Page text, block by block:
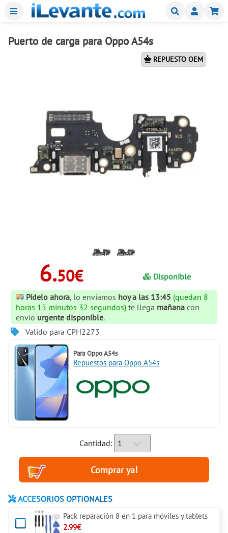
Menu Buscar
Puerto de carga para Oppo A54s
REPUESTO OEM
6.50€
Disponible
Pídelo ahora, lo enviamos hoy a las 13:45 (quedan 8
horas 15 minutos 31 segundos) te llega mañana con
envío urgente disponible.
Valido para CPH2273
Para Oppo A54s
Repuestos para Oppo A54s
Cantidad:
ACCESORIOS OPTIONALES
Pack reparación 8 en 1 para móviles y tablets
2.99€